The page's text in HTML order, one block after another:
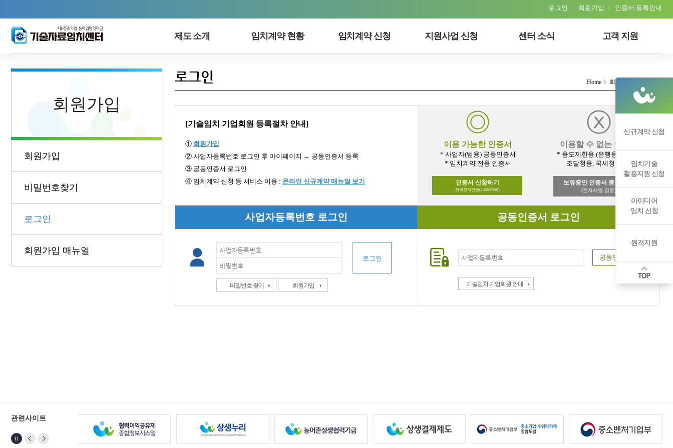
로그인 회원가입 인증서 등록안내
제도 소개 임치계약 현황 임치계약 신청 지원사업 신청 센터 소식 고객 지원
회원가입
회원가입
비밀번호찾기
로그인
회원가입 매뉴얼
로그인 Home 회원가입
[기술임치 기업회원 등록절차 안내]
① 회원가입
② 사업자등록번호 로그인 후 마이페이지 → 공동인증서 등록
③ 공동인증서 로그인
④ 임치계약 신청 등 서비스 이용 : 온라인 신규계약 매뉴얼 보기
◎
이용 가능한 인증서
* 사업자(범용) 공동인증서
* 임치계약 전용 인증서
인증서 신청하기
한국전자인증(1566-0566)
ⓧ
이용할 수 없는 인증서
* 용도제한용 (은행용, 보험용,
조달청용, 국세청용 등)
보유중인 인증서 종류 확인
(전자서명 검증)
사업자등록번호 로그인
비밀번호 찾기 회원가입
공동인증서 로그인
기술임치 기업회원 안내
관련사이트
신규계약 신청
임치기술
활용지원 신청
아이디어
임치 신청
원격지원